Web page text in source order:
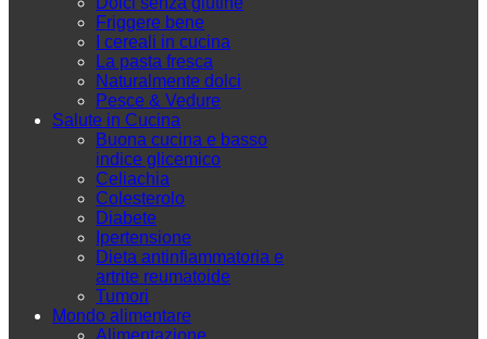
Friggere bene
I cereali in cucina
La pasta fresca
Naturalmente dolci
Pesce & Vedure
Salute in Cucina
Buona cucina e basso
indice glicemico
Celiachia
Colesterolo
Diabete
Ipertensione
Dieta antinfiammatoria e
artrite reumatoide
Tumori
Mondo alimentare
Alimentazione